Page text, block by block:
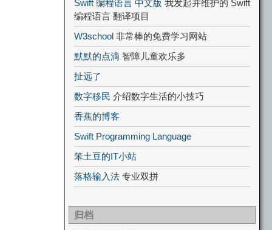
Swift 编程语言 中文版 我发起并维护的 Swift
编程语言 翻译项目
W3school 非常棒的免费学习网站
默默的点滴 智障儿童欢乐多
扯远了
数字移民 介绍数字生活的小技巧
香蕉的博客
Swift Programming Language
笨土豆的IT小站
落格输入法 专业双拼
归档